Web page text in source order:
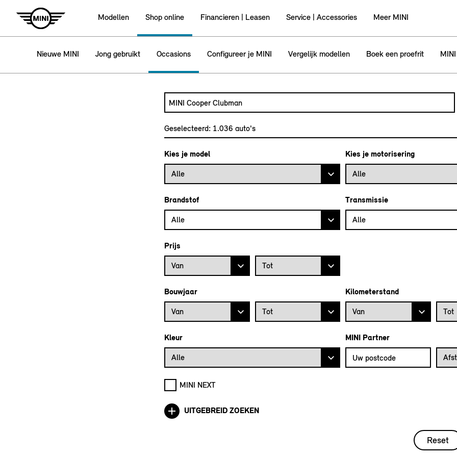
Modellen Shop online Financieren | Leasen Service | Accessories Meer MINI
Nieuwe MINI Jong gebruikt Occasions Configureer je MINI Vergelijk modellen Boek een proefrit
Zoek naar een automodel, bijvoorbeeld MINI Cooper Clubman
Geselecteerd: 1.036 auto's
Kies je model
Alle
Kies je motorisering
Alle
Brandstof
Alle
Transmissie
Alle
Prijs
Prijs vanaf
Van Prijs tot
Tot
Bouwjaar
Bouwjaar vanaf
Van Bouwjaar tot
Tot
Kilometerstand
Kilometerstand vanaf
Van Tot
Kleur
Alle
MINI Partner
Vul uw postcode in om de
MINI NEXT
UITGEBREID ZOEKEN
Reset